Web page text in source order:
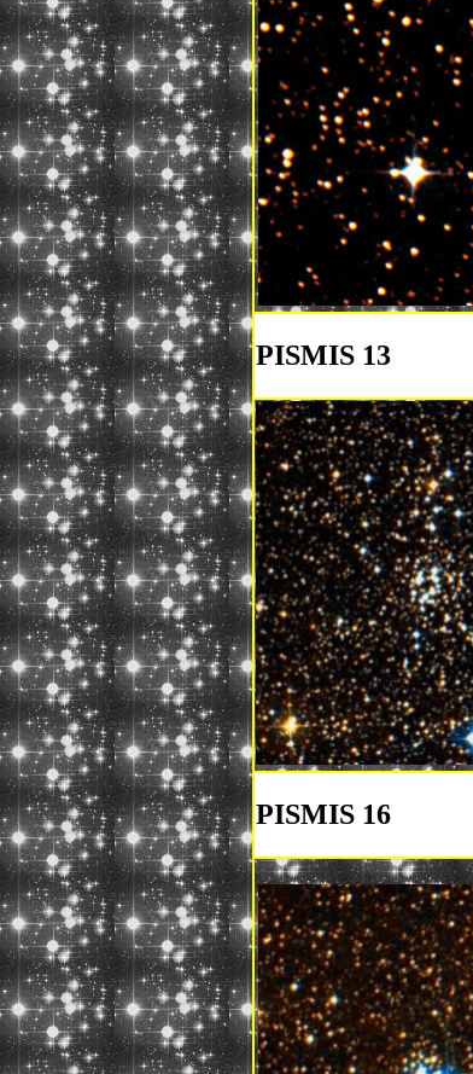
PISMIS 13
PISMIS 16